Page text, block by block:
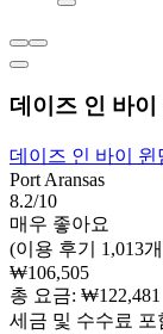
데이즈 인 바
데이즈 인 바이
Port Aransas
8.2/10
매우 좋아요
(이용 후기 1,013
₩106,505
총 요금: ₩122,481
세금 및 수수료 포